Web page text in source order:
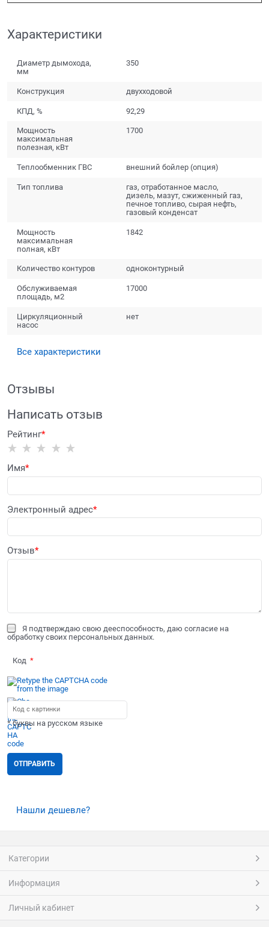
Характеристики
Диаметр дымохода,
мм
350
Конструкция двухходовой
КПД, % 92,29
Мощность
максимальная
полезная, кВт
1700
Теплообменник ГВС внешний бойлер (опция)
Тип топлива
газ, отработанное масло,
дизель, мазут, сжиженный газ,
печное топливо, сырая нефть,
газовый конденсат
Мощность
максимальная
полная, кВт
1842
Количество контуров одноконтурный
Обслуживаемая
площадь, м2
17000
Циркуляционный
насос
нет
Все характеристики
Отзывы
Написать отзыв
Рейтинг
Имя
Электронный адрес
Отзыв
Я подтверждаю свою дееспособность, даю согласие на
обработку своих персональных данных.
Код
* буквы на русском языке
Нашли дешевле?
Категории
Информация
Личный кабинет